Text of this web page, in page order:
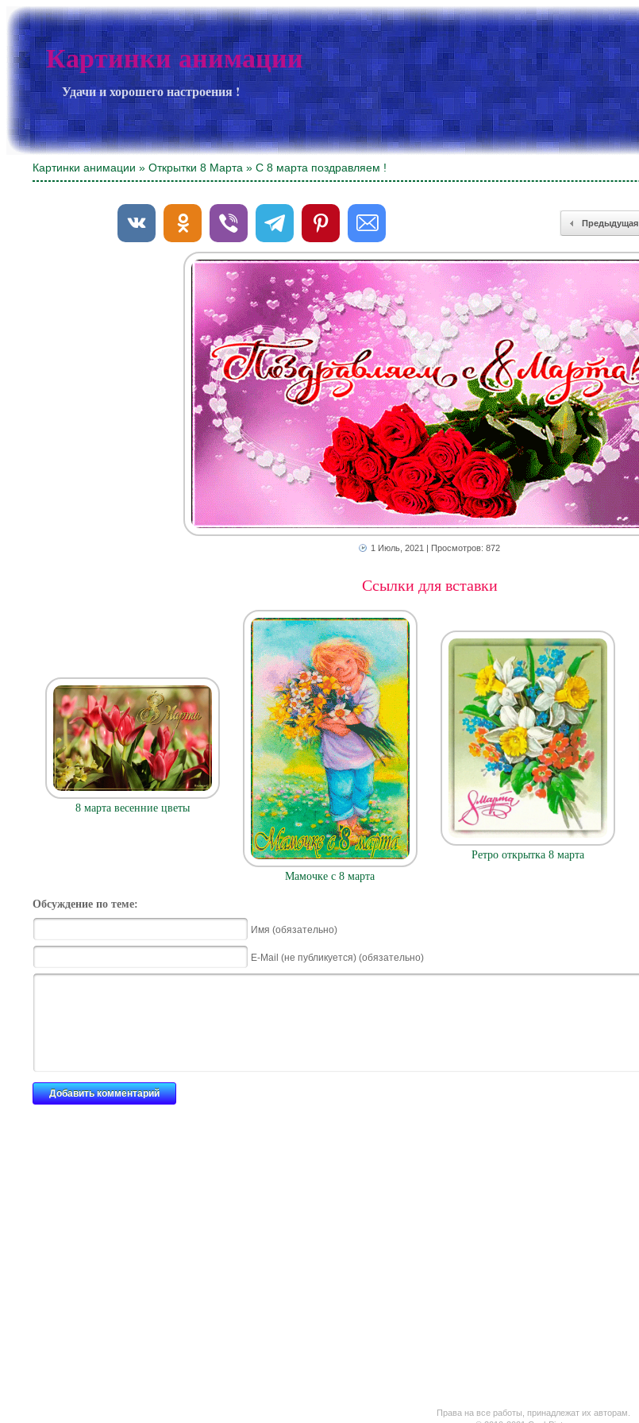
Картинки анимации
Удачи и хорошего настроения !
Картинки анимации »Открытки 8 Марта » С 8 марта поздравляем !
Предыдущая
1 Июль, 2021 | Просмотров: 872
Ссылки для вставки
8 марта весенние цветы
Мамочке с 8 марта
Ретро открытка 8 марта
Обсуждение по теме:
Имя (обязательно)
E-Mail (не публикуется) (обязательно)
Права на все работы, принадлежат их авторам.